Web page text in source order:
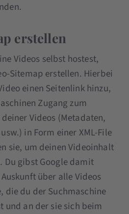
erstellen
Videos selbst hostest,
Sitemap erstellen. Hierbei
einen Seitenlink hinzu,
Zugang zum
Videos (Metadaten,
in Form einer XML-File
sie, um deinen Videoinhalt
Du gibst Google damit
über alle Videos
die du der Suchmaschine
und an der sie sich beim